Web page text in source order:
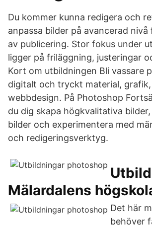
Du kommer kunna redigera och
anpassa bilder på avancerad
av publicering. Stor fokus under
ligger på friläggning, justeringar
Kort om utbildningen Bli vassare
digitalt och tryckt material,
webbdesign. På Photoshop
du dig skapa högkvalitativa bilder,
bilder och experimentera med
och redigeringsverktyg.
Mälardalens
Det här
behöver